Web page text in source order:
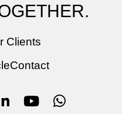
Clients
Contact